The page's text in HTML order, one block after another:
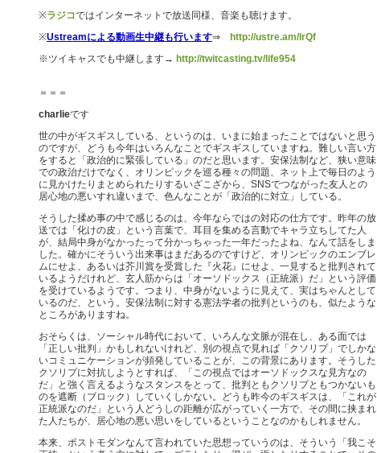
※ラジコではインターネットで放送同様、音楽も聴けます。
※Ustreamによる動画生中継も行います⇒
http://ustre.am/lrQf
※ツイキャスでも中継します→ http://twitcasting.tv/life954
＝＝＝
charlieです
世の中がギスギスしている、というのは、いまに始まったことではないと思う
のですが、どうも今年はいろんなことでギスギスしていますね。難しい言い方
をすると「政治的に緊張している」のだと思います。安保法制など、狭い意味
での政治だけでなく、オリンピックを巡る種々の問題、ネット上で毎日のよう
に見かけたりまとめられたりするいざこざから、SNSでつながった友人との
居心地の悪いすれ違いまで、色んなことが「政治的に対立」している。
そうした揉め事の中で感じるのは、今年ならではの対応の仕方です。昨年の放
送では「化けの皮」という言葉で、耳目を集める言動でキャラ立ちしてた人
が、結局中身がなかったって分かっちゃった一年だったよね、なんて話をしま
した。確かにそういう出来事はまだあるのですけど、オリンピックのエンブレ
ムにせよ、あるいは芥川賞を受賞した『火花』にせよ、一見すると批判されて
いるようだけれど、玄人筋からは「オーソドックス（正統派）だ」という評価
を受けているようです。つまり、中身がないように見えて、実はちゃんとして
いるのだ、という。安保法制に対する憲法学者の批判というのも、似たような
ところがありますね。
おそらくは、ソーシャル時代において、いろんな文脈が混在し、ある面では
「正しい批判」かもしれないけれど、別の視点で見れば「クソリプ」でしかな
いコミュニケーションが頻発していることが、この背景にあります。そうした
クソリプに対抗しようとすれば、「この視点ではオーソドックスな見方なの
だ」と強く言えるようなスタンスをとって、批判ともクソリプともつかないも
のを遮断（ブロック）していくしかない。どうも昨今のギスギスは、「これが
正統派なのだ」という人どうしの距離が広がっていく一方で、その間に挟まれ
た人たちが、居心地の悪い思いをしているということなのかもしれません。
本来、ポストモダンなんて言われていた思想っていうのは、そういう「我こそ